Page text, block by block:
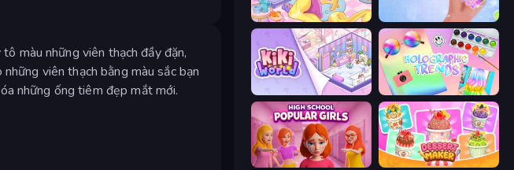
màu những viên thạch đầy đặn,
viên thạch bằng màu sắc bạn
những ống tiêm đẹp mắt mới.
Fairy Room - Decor Game Nail Salon
KiKi World Holographic Trends
Dessert Maker